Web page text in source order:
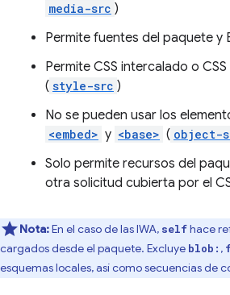
media-src )
Permite fuentes del paquete y
Permite CSS intercalado o
( style-src )
No se pueden usar los
<embed> y <base> ( object-
Solo permite recursos del
otra solicitud cubierta por el
Nota:En el caso de las IWA, selfhace
cargados desde el paquete. Excluye blob: ,
esquemas locales, así como secuencias de